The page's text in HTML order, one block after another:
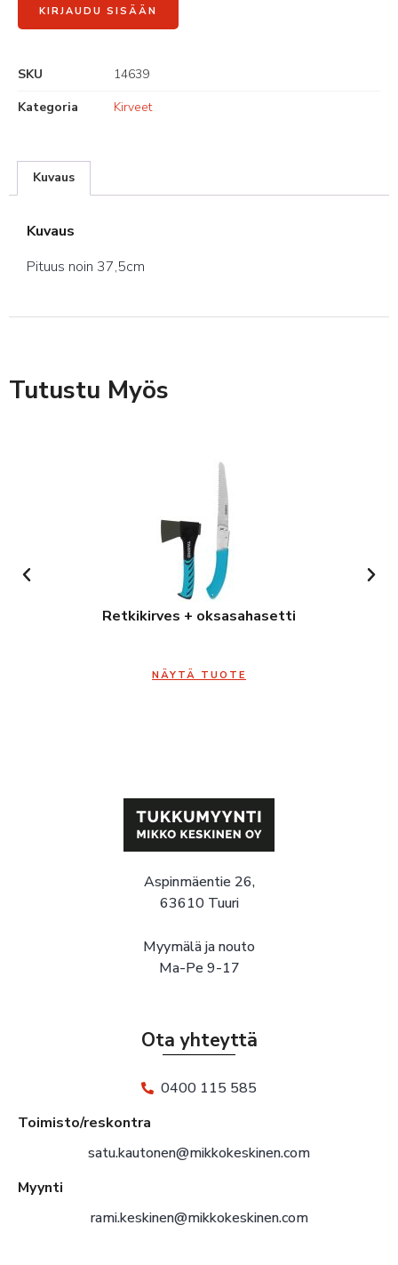
KIRJAUDU SISÄÄN
SKU
14639
Kategoria
Kirveet
Kuvaus
Kuvaus
Pituus noin 37,5cm
Tutustu Myös
Retkikirves + oksasahasetti
NÄYTÄ TUOTE
Aspinmäentie 26,
63610 Tuuri
Myymälä ja nouto
Ma-Pe 9-17
Ota yhteyttä
0400 115 585
Toimisto/reskontra
satu.kautonen@mikkokeskinen.com
Myynti
rami.keskinen@mikkokeskinen.com